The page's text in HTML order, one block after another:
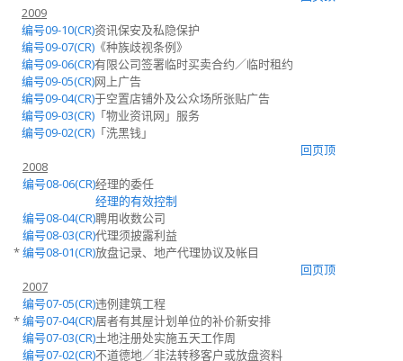
2009
编号09-10(CR)资讯保安及私隐保护
编号09-07(CR) 《种族歧视条例》
编号09-06(CR)有限公司签署临时买卖合约／临时租约
编号09-05(CR)网上广告
编号09-04(CR)于空置店铺外及公众场所张贴广告
编号09-03(CR) 「物业资讯网」服务
编号09-02(CR) 「洗黑钱」
回页顶
2008
编号08-06(CR)经理的委任
经理的有效控制
编号08-04(CR)聘用收数公司
编号08-03(CR)代理须披露利益
*编号08-01(CR)放盘记录、地产代理协议及帐目
回页顶
2007
编号07-05(CR)违例建筑工程
*编号07-04(CR)居者有其屋计划单位的补价新安排
编号07-03(CR)土地注册处实施五天工作周
编号07-02(CR)不道德地／非法转移客户或放盘资料